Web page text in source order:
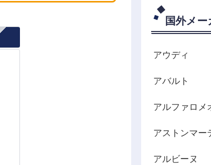
国外メー
アウディ
アバルト
アルファロメ
アストンマー
アルビーヌ